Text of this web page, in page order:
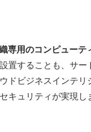
専用のコンピューテ
置することも、サ
ビジネスインテリ
キュリティが実現し